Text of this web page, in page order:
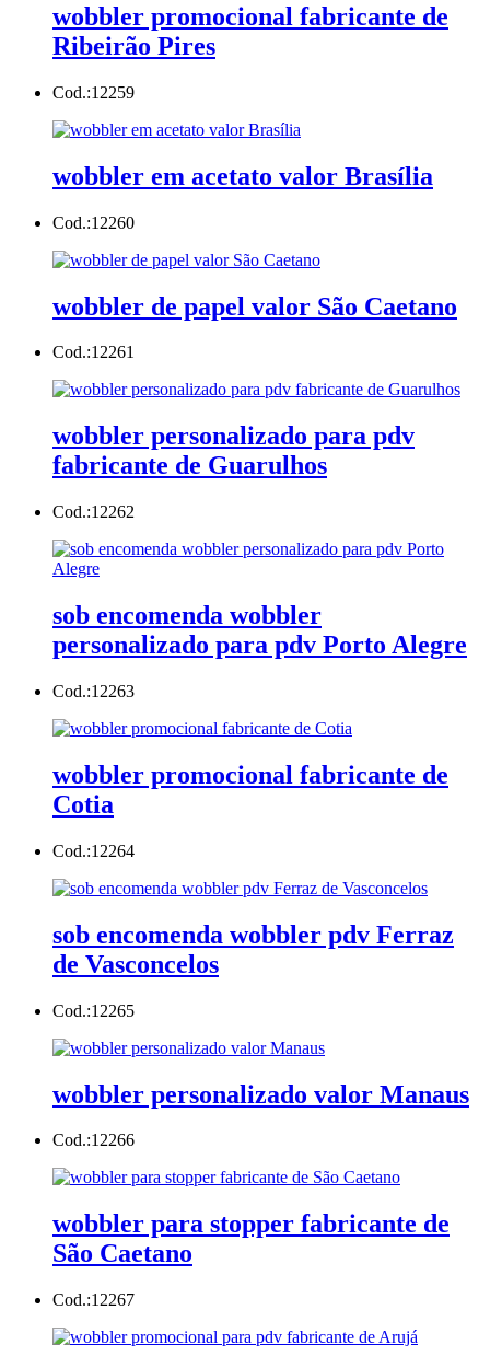
wobbler promocional fabricante de
Ribeirão Pires
Cod.:12259
wobbler em acetato valor Brasília
Cod.:12260
wobbler de papel valor São Caetano
Cod.:12261
wobbler personalizado para pdv
fabricante de Guarulhos
Cod.:12262
sob encomenda wobbler
personalizado para pdv Porto Alegre
Cod.:12263
wobbler promocional fabricante de
Cotia
Cod.:12264
sob encomenda wobbler pdv Ferraz
de Vasconcelos
Cod.:12265
wobbler personalizado valor Manaus
Cod.:12266
wobbler para stopper fabricante de
São Caetano
Cod.:12267